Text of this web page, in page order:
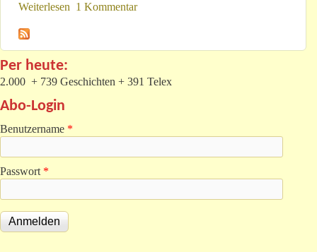
Weiterlesen über Verfassungsschutz: Ein Staat im Staate?
1 Kommentar
Per heute:
2.000 + 739 Geschichten + 391 Telex
Abo-Login
Benutzername *
Passwort *